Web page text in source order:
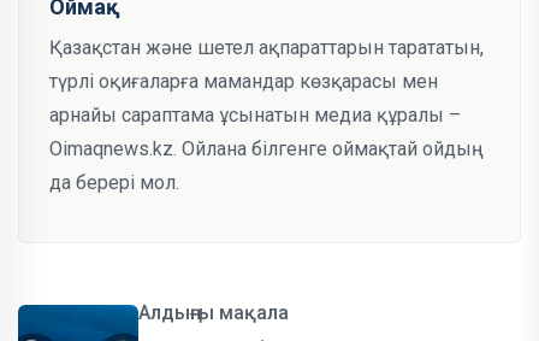
Оймақ
Қазақстан және шетел ақпараттарын тарататын,
түрлі оқиғаларға мамандар көзқарасы мен
арнайы сараптама ұсынатын медиа құралы –
Oimaqnews.kz. Ойлана білгенге оймақтай ойдың
да берері мол.
Алдыңғы мақала